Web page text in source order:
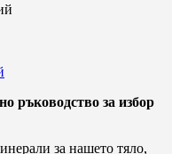
ръководство за избор
за нашето тяло,